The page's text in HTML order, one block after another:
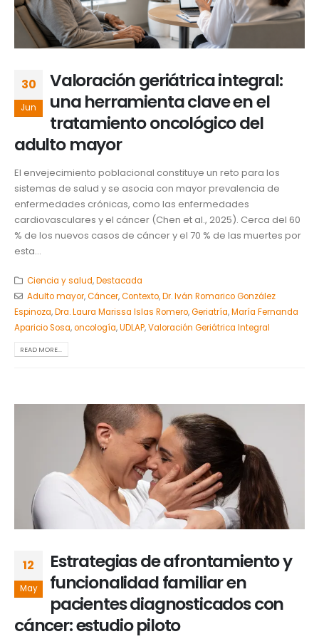
30
Jun
Valoración geriátrica integral:
una herramienta clave en el
tratamiento oncológico del
adulto mayor
El envejecimiento poblacional constituye un reto para los
sistemas de salud y se asocia con mayor prevalencia de
enfermedades crónicas, como las enfermedades
cardiovasculares y el cáncer (Chen et al., 2025). Cerca del 60
% de los nuevos casos de cáncer y el 70 % de las muertes por
esta...
Ciencia y salud,Destacada
Adulto mayor,Cáncer,Contexto,Dr. Iván Romarico González
Espinoza,Dra. Laura Marissa Islas Romero,Geriatría,María Fernanda
Aparicio Sosa,oncología,UDLAP,Valoración Geriátrica Integral
READ MORE...
12
May
Estrategias de afrontamiento y
funcionalidad familiar en
pacientes diagnosticados con
cáncer: estudio piloto